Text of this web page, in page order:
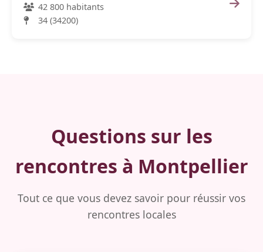
42 800 habitants
34 (34200)
Questions sur les
rencontres à Montpellier
Tout ce que vous devez savoir pour réussir vos
rencontres locales